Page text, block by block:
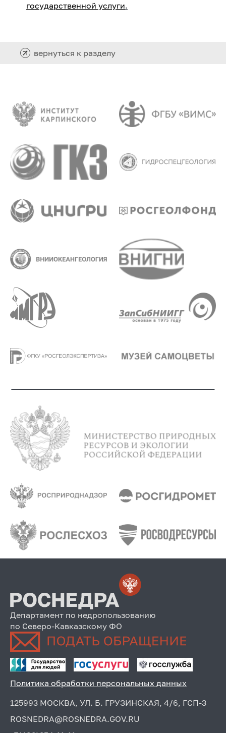
государственной услуги.
вернуться к разделу
Департамент по недропользованию
по Северо-Кавказскому ФО
Политика обработки персональных данных
125993 МОСКВА, УЛ. Б. ГРУЗИНСКАЯ, 4/6, ГСП-3
ROSNEDRA@ROSNEDRA.GOV.RU